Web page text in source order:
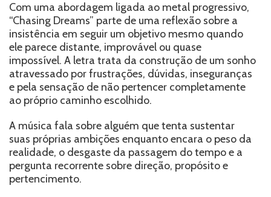
Com uma abordagem ligada ao metal progressivo,
“Chasing Dreams” parte de uma reflexão sobre a
insistência em seguir um objetivo mesmo quando
ele parece distante, improvável ou quase
impossível. A letra trata da construção de um sonho
atravessado por frustrações, dúvidas, inseguranças
e pela sensação de não pertencer completamente
ao próprio caminho escolhido.
A música fala sobre alguém que tenta sustentar
suas próprias ambições enquanto encara o peso da
realidade, o desgaste da passagem do tempo e a
pergunta recorrente sobre direção, propósito e
pertencimento.